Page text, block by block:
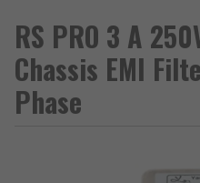
RS PRO 3 A
Chassis EMI
Phase